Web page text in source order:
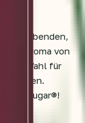
belebenden,
Aroma von
Wahl für
suchen.
Sugar®!